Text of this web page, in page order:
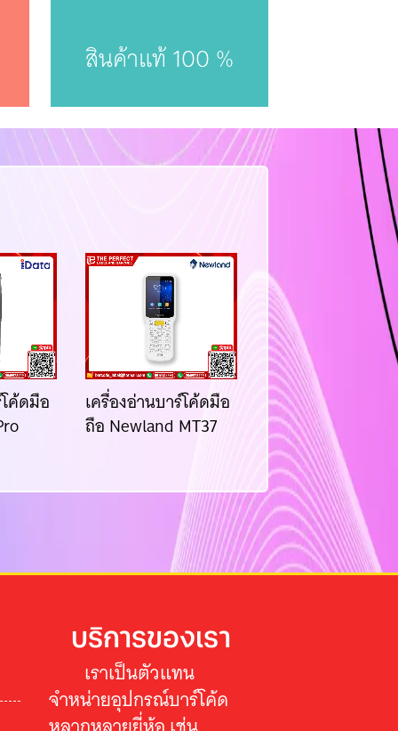
สินค้าแท้ 100 %
ค้ดมือ
เครื่องอ่านบาร์โค้ดมือ
ถือ Newland MT37
เครื่องอ่านบาร์โค้
ถือ Newland
บริการของเรา
เราเป็นตัวแทน
จำหน่ายอุปกรณ์บาร์โค้ด